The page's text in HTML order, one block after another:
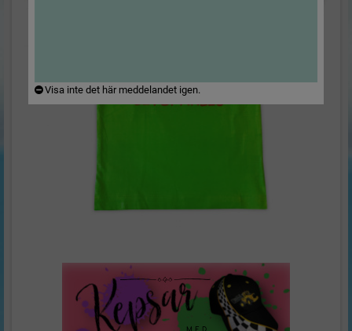
Visa inte det här meddelandet igen.